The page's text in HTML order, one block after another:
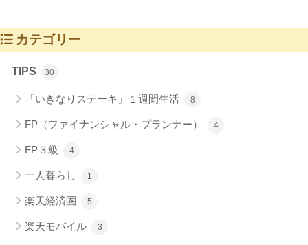
カテゴリー
TIPS 30
「いきなりステーキ」１週間生活 8
FP（ファイナンシャル・プランナー） 4
FP３級 4
一人暮らし 1
楽天経済圏 5
楽天モバイル 3